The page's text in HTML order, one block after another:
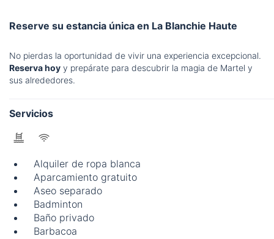
Reserve su estancia única en La Blanchie Haute
No pierdas la oportunidad de vivir una experiencia excepcional.
Reserva hoy y prepárate para descubrir la magia de Martel y
sus alrededores.
Servicios
Alquiler de ropa blanca
Aparcamiento gratuito
Aseo separado
Badminton
Baño privado
Barbacoa